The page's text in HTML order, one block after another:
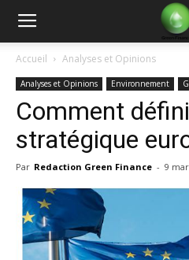
Green
Finance
Accueil Analyses et Opinions
Analyses et Opinions Environnement
Comment
stratégique
Par Redaction Green Finance - 9